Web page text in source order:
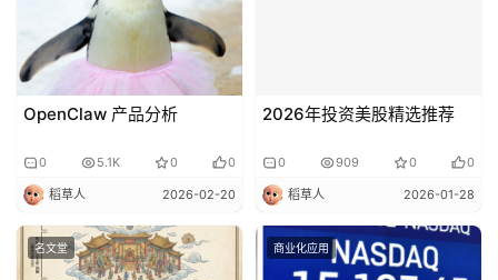
OpenClaw 产品分析
0 5.1K 0 0
稻草人 2026-02-20
2026年投资美股精选推荐
0 909 0 0
稻草人 2026-01-28
名文堂 商业化应用